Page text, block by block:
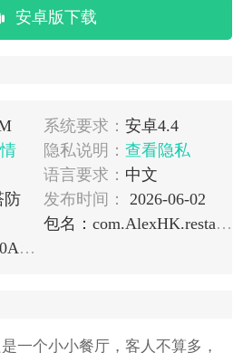
安卓版下载
系统要求： 安卓4.4
隐私说明： 查看隐私
语言要求： 中文
防 发布时间：
2026-06-02
包名：com.AlexHK.restaurant
MD5：7FE1C81070AC0342AA69DC0E838315D2
一个小小餐厅，客人不算多，